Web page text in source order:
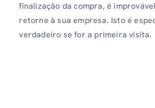
finalização da compra, é
retorne à sua empresa. Isto é
verdadeiro se for a primeira visita.